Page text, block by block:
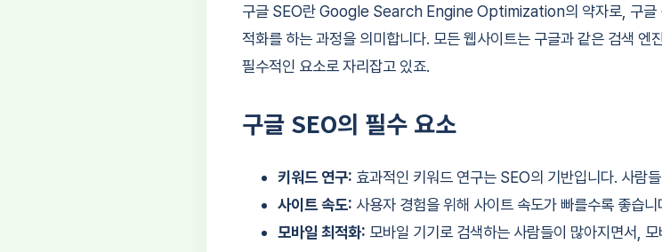
구글 SEO란 Google Search Engine Optimization의 약자로, 구글
적화를 하는 과정을 의미합니다. 모든 웹사이트는 구글과 같은 검색 엔
필수적인 요소로 자리잡고 있죠.
구글 SEO의 필수 요소
키워드 연구: 효과적인 키워드 연구는 SEO의 기반입니다. 사람
사이트 속도: 사용자 경험을 위해 사이트 속도가 빠를수록 좋습
모바일 최적화: 모바일 기기로 검색하는 사람들이 많아지면서,